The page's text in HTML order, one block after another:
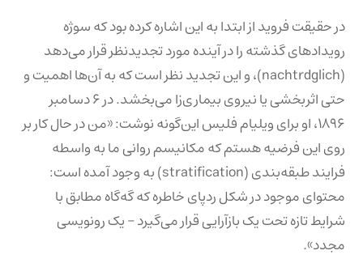
در حقیقت فروید از ابتدا به این اشاره کرده بود که سوژه
رویدادهای گذشته را در آینده مورد تجدیدنظر قرار می‌دهد
(nachtrdglich)، و این تجدید نظر است که به آن‌ها اهمیت و
حتی اثربخشی یا نیروی بیماری‌زا می‌بخشد. در ۶ دسامبر
۱۸۹۶، او برای ویلیام فلیس این‌گونه نوشت: «من در حال کار بر
روی این فرضیه هستم که مکانیسم روانی ما به واسطه
فرایند طبقه‌بندی (stratification) به وجود آمده است:
محتوای موجود در شکل ردپای خاطره که گه‌گاه مطابق با
شرایط تازه تحت یک بازآرایی قرار می‌گیرد – یک رونویسی
مجدد».